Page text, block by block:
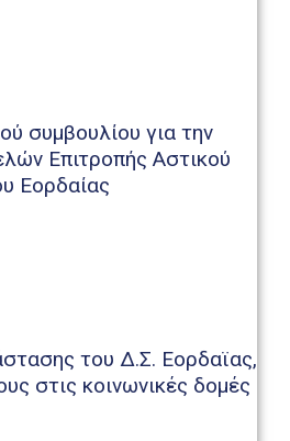
συμβουλίου για την
Επιτροπής Αστικού
Εορδαίας
του Δ.Σ. Εορδαϊας,
στις κοινωνικές δομές